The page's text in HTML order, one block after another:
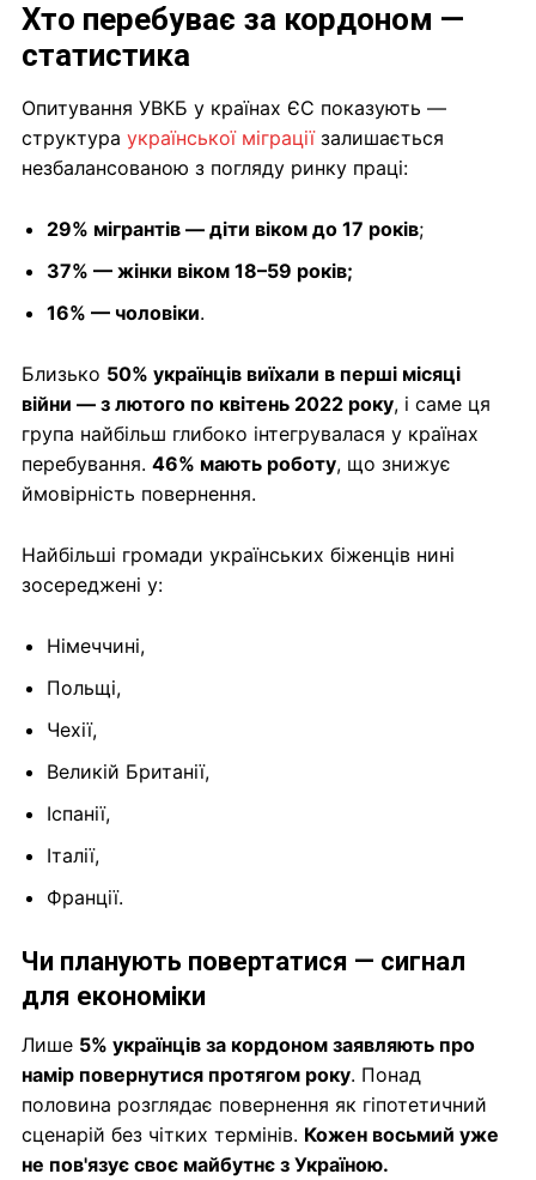
Хто перебуває за кордоном —
статистика
Опитування УВКБ у країнах ЄС показують —
структура української міграціїзалишається
незбалансованою з погляду ринку праці:
29% мігрантів — діти віком до 17 років;
37% — жінки віком 18–59 років;
16% — чоловіки.
Близько 50% українців виїхали в перші місяці
війни — з лютого по квітень 2022 року, і саме ця
група найбільш глибоко інтегрувалася у країнах
перебування. 46% мають роботу, що знижує
ймовірність повернення.
Найбільші громади українських біженців нині
зосереджені у:
Німеччині,
Польщі,
Чехії,
Великій Британії,
Іспанії,
Італії,
Франції.
Чи планують повертатися — сигнал
для економіки
Лише 5% українців за кордоном заявляють про
намір повернутися протягом року. Понад
половина розглядає повернення як гіпотетичний
сценарій без чітких термінів. Кожен восьмий уже
не пов'язує своє майбутнє з Україною.